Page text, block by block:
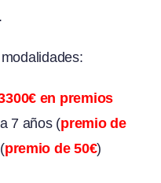
en premios
7 años (premio de
premio de 50€)